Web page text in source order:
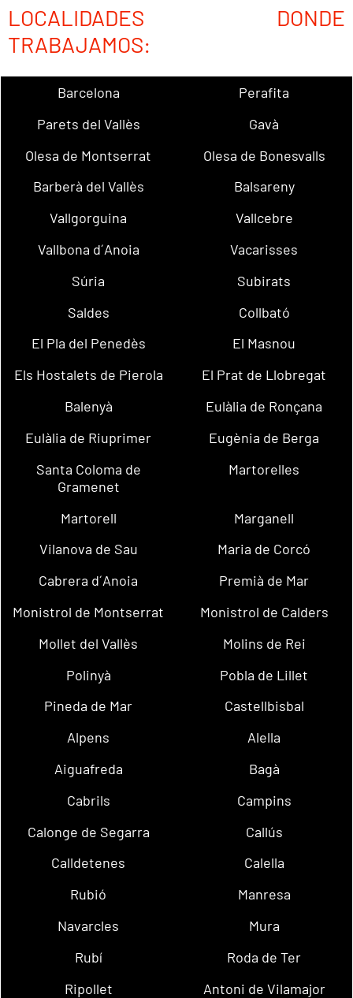
LOCALIDADES DONDE
TRABAJAMOS:
Barcelona
Perafita
Parets del Vallès
Gavà
Olesa de Montserrat
Olesa de Bonesvalls
Barberà del Vallès
Balsareny
Vallgorguina
Vallcebre
Vallbona d´Anoia
Vacarisses
Súria
Subirats
Saldes
Collbató
El Pla del Penedès
El Masnou
Els Hostalets de Pierola
El Prat de Llobregat
Balenyà
Eulàlia de Ronçana
Eulàlia de Riuprimer
Eugènia de Berga
Santa Coloma de
Gramenet
Martorelles
Martorell
Marganell
Vilanova de Sau
Maria de Corcó
Cabrera d´Anoia
Premià de Mar
Monistrol de Montserrat
Monistrol de Calders
Mollet del Vallès
Molins de Rei
Polinyà
Pobla de Lillet
Pineda de Mar
Castellbisbal
Alpens
Alella
Aiguafreda
Bagà
Cabrils
Campins
Calonge de Segarra
Callús
Calldetenes
Calella
Rubió
Manresa
Navarcles
Mura
Rubí
Roda de Ter
Ripollet
Antoni de Vilamajor